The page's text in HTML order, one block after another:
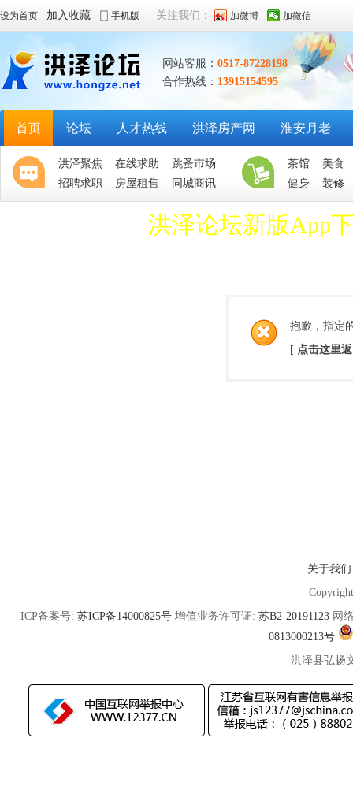
设为首页 加入收藏 手机版 关注我们： 加微博 加微信
网站客服： 0517-87228198
合作热线： 13915154595
首页 论坛 人才热线 洪泽房产网 淮安月老
洪泽聚焦 在线求助
跳蚤市场
招聘求职
房屋租售 同城商讯
茶馆
美食
健身
装修
洪泽论坛新版App
抱歉，指定
[ 点击这里
关于我们
ICP备案号: 苏ICP备14000825号 增值业务许可证: 苏B2-20191123 网
0813000213号
洪泽县弘扬